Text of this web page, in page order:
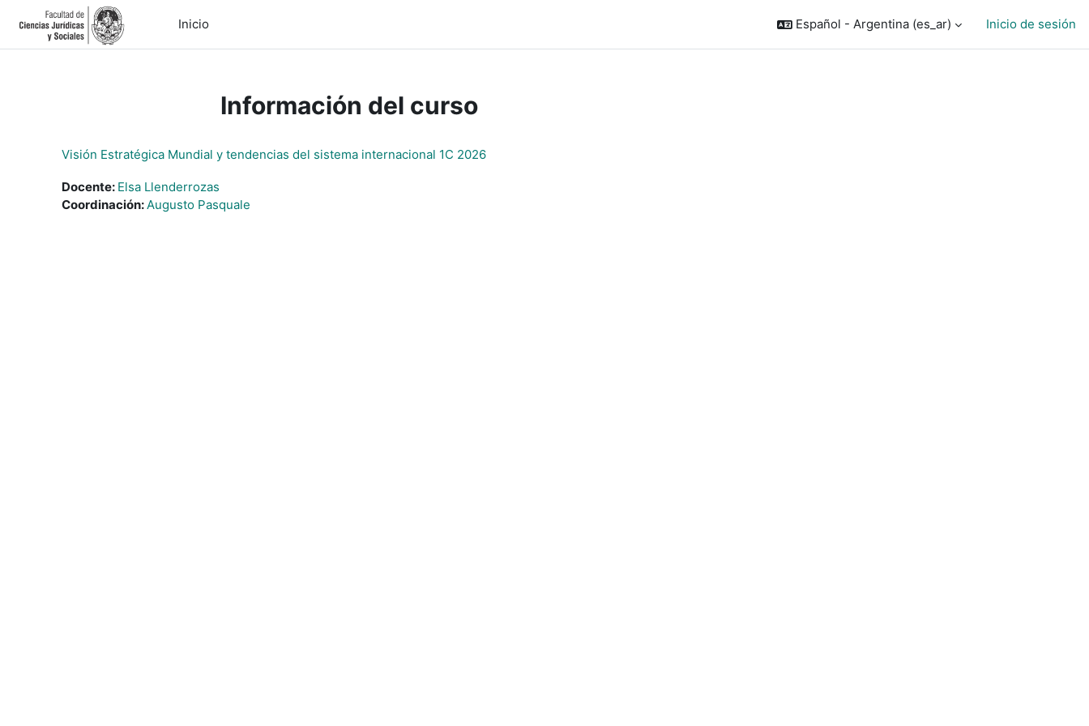
Salta al contenido principal
Inicio
Español - Argentina ‎(es_ar)‎ Inicio de sesión
Información del curso
Visión Estratégica Mundial y tendencias del sistema internacional 1C 2026
Docente: Elsa Llenderrozas
Coordinación:Augusto Pasquale